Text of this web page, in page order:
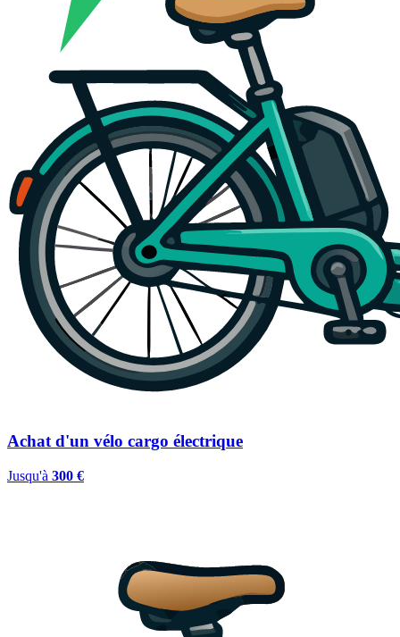
Achat d'un vélo cargo électrique
Jusqu'à 300 €